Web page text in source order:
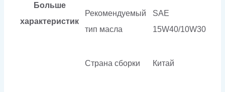
Больше
характеристик
Рекомендуемый
тип масла
SAE
15W40/10W30
Страна сборки Китай